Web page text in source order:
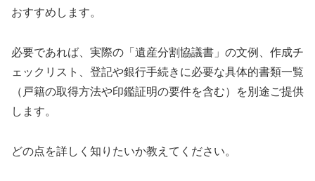
おすすめします。
必要であれば、実際の「遺産分割協議書」の文例、作成チ
ェックリスト、登記や銀行手続きに必要な具体的書類一覧
（戸籍の取得方法や印鑑証明の要件を含む）を別途ご提供
します。
どの点を詳しく知りたいか教えてください。